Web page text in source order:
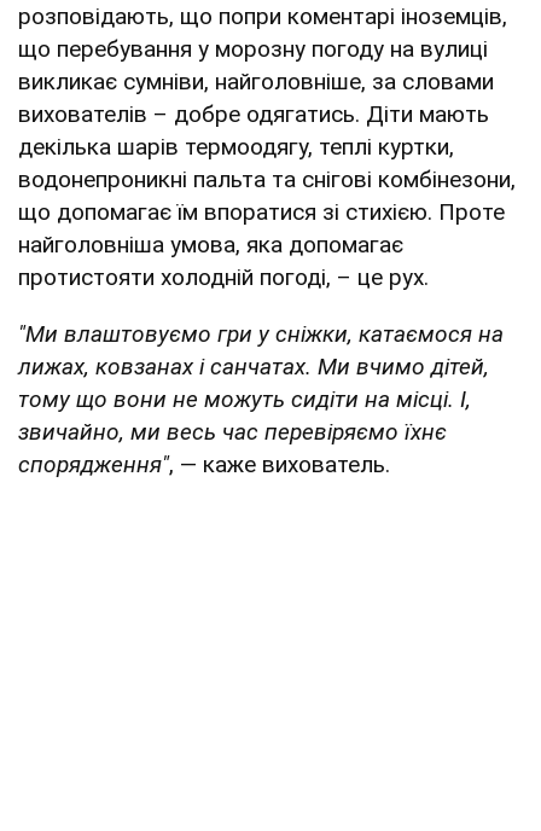
розповідають, що попри коментарі іноземців,
що перебування у морозну погоду на вулиці
викликає сумніви, найголовніше, за словами
вихователів – добре одягатись. Діти мають
декілька шарів термоодягу, теплі куртки,
водонепроникні пальта та снігові комбінезони,
що допомагає їм впоратися зі стихією. Проте
найголовніша умова, яка допомагає
протистояти холодній погоді, – це рух.
"Ми влаштовуємо гри у сніжки, катаємося на
лижах, ковзанах і санчатах. Ми вчимо дітей,
тому що вони не можуть сидіти на місці. І,
звичайно, ми весь час перевіряємо їхнє
спорядження", — каже вихователь.